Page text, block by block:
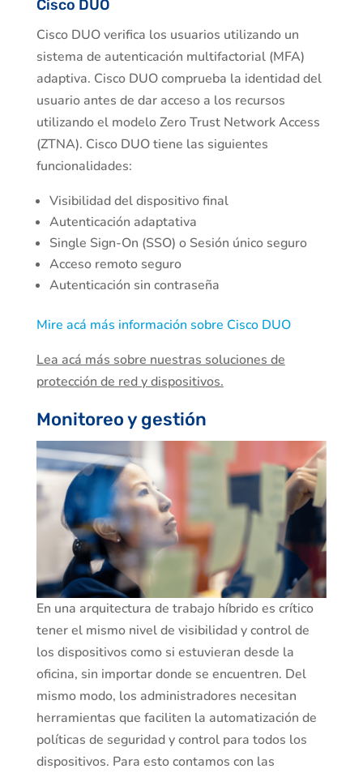
Cisco DUO
Cisco DUO verifica los usuarios utilizando un
sistema de autenticación multifactorial (MFA)
adaptiva. Cisco DUO comprueba la identidad del
usuario antes de dar acceso a los recursos
utilizando el modelo Zero Trust Network Access
(ZTNA). Cisco DUO tiene las siguientes
funcionalidades:
Visibilidad del dispositivo final
Autenticación adaptativa
Single Sign-On (SSO) o Sesión único seguro
Acceso remoto seguro
Autenticación sin contraseña
Mire acá más información sobre Cisco DUO
Lea acá más sobre nuestras soluciones de
protección de red y dispositivos.
Monitoreo y gestión
En una arquitectura de trabajo híbrido es crítico
tener el mismo nivel de visibilidad y control de
los dispositivos como si estuvieran desde la
oficina, sin importar donde se encuentren. Del
mismo modo, los administradores necesitan
herramientas que faciliten la automatización de
políticas de seguridad y control para todos los
dispositivos. Para esto contamos con las